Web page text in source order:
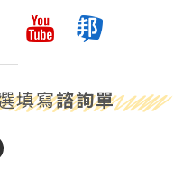
填寫諮詢單